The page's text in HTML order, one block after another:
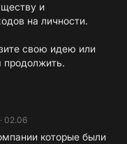
и
на личности.
свою идею или
· 02.06
которые были